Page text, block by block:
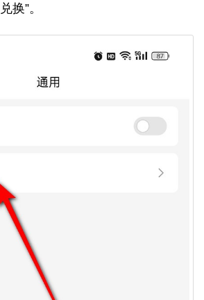
换”。